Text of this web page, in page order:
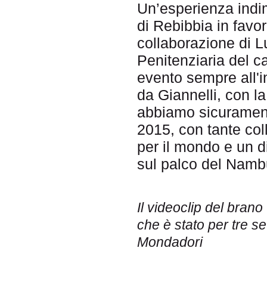
Un’esperienza
di Rebibbia in
collaborazione di
Penitenziaria del
evento sempre
da Giannelli, con
abbiamo
2015, con tante
per il mondo e un
sul palco del
Il videoclip del brano
che è stato per tre
Mondadori